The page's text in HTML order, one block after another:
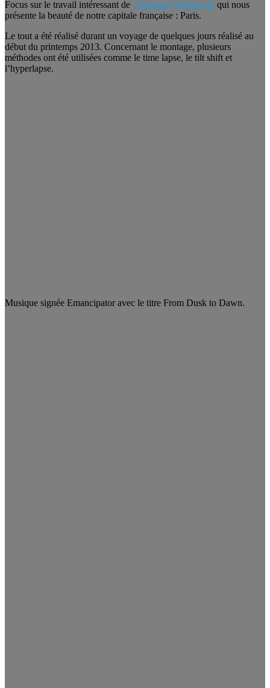
Focus sur le travail intéressant de Sebastian Weitbrecht qui nous
présente la beauté de notre capitale française : Paris.
Le tout a été réalisé durant un voyage de quelques jours réalisé au
début du printemps 2013. Concernant le montage, plusieurs
méthodes ont été utilisées comme le time lapse, le tilt shift et
l’hyperlapse.
Musique signée Emancipator avec le titre From Dusk to Dawn.